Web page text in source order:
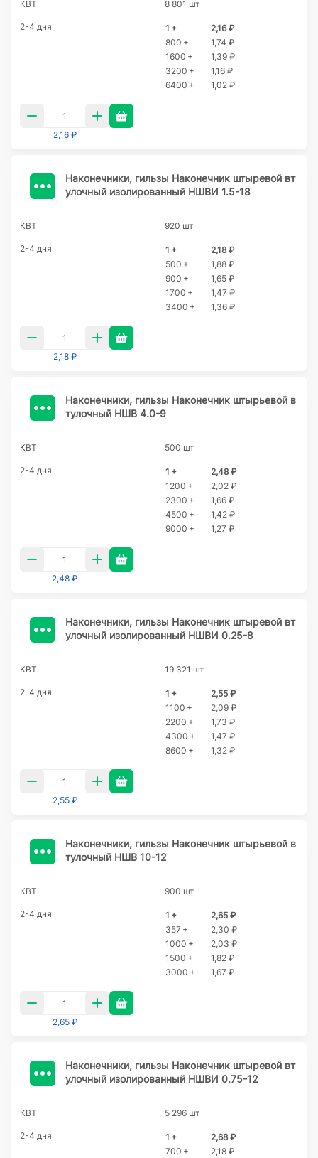
КВТ 8 801 шт
2-4 дня 1 +
2,16 ₽
800 +
1,74 ₽
1600 +
1,39 ₽
3200 +
1,16 ₽
6400 +
1,02 ₽
2,16 ₽
Наконечники, гильзы Наконечник штыревой вт
улочный изолированный НШВИ 1.5-18
КВТ 920 шт
2-4 дня 1 +
2,18 ₽
500 +
1,88 ₽
900 +
1,65 ₽
1700 +
1,47 ₽
3400 +
1,36 ₽
2,18 ₽
Наконечники, гильзы Наконечник штырьевой в
тулочный НШВ 4.0-9
КВТ 500 шт
2-4 дня 1 +
2,48 ₽
1200 +
2,02 ₽
2300 +
1,66 ₽
4500 +
1,42 ₽
9000 +
1,27 ₽
2,48 ₽
Наконечники, гильзы Наконечник штыревой вт
улочный изолированный НШВИ 0.25-8
КВТ 19 321 шт
2-4 дня 1 +
2,55 ₽
1100 +
2,09 ₽
2200 +
1,73 ₽
4300 +
1,47 ₽
8600 +
1,32 ₽
2,55 ₽
Наконечники, гильзы Наконечник штырьевой в
тулочный НШВ 10-12
КВТ 900 шт
2-4 дня 1 +
2,65 ₽
357 +
2,30 ₽
1000 +
2,03 ₽
1500 +
1,82 ₽
3000 +
1,67 ₽
2,65 ₽
Наконечники, гильзы Наконечник штыревой вт
улочный изолированный НШВИ 0.75-12
КВТ 5 296 шт
2-4 дня 1 +
2,68 ₽
700 +
2,18 ₽